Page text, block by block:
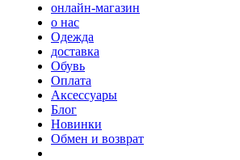
онлайн-магазин
о нас
Одежда
доставка
Обувь
Оплата
Аксессуары
Блог
Новинки
Обмен и возврат